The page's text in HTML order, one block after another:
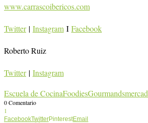
www.carrascoibericos.com
Twitter| Instagram I Facebook
Roberto Ruiz
Twitter| Instagram
Escuela de CocinaFoodiesGourmands
0 Comentario
1
FacebookTwitterPinterestEmail